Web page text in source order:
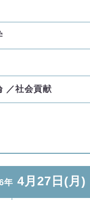
／社会貢献
年 4月27日(月)